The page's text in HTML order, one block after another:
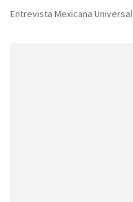
Entrevista Mexicana Universal